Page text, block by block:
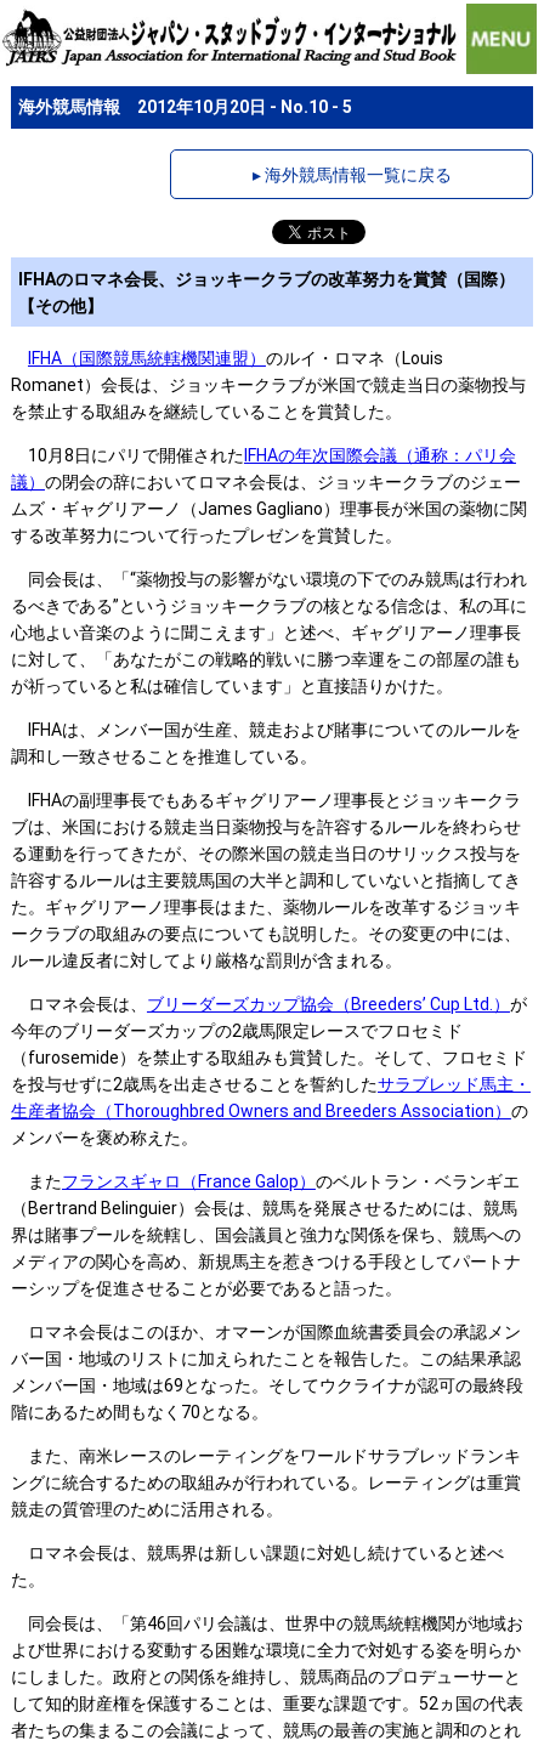
海外競馬情報 2012年10月20日 - No.10 - 5
▸ 海外競馬情報一覧に戻る
IFHAのロマネ会長、ジョッキークラブの改革努力を賞賛（国際）
【その他】
IFHA（国際競馬統轄機関連盟） のルイ・ロマネ（Louis
Romanet）会長は、ジョッキークラブが米国で競走当日の薬物投与
を禁止する取組みを継続していることを賞賛した。
10月8日にパリで開催された IFHAの年次国際会議（通称：パリ会
議） の閉会の辞においてロマネ会長は、ジョッキークラブのジェー
ムズ・ギャグリアーノ（James Gagliano）理事長が米国の薬物に関
する改革努力について行ったプレゼンを賞賛した。
同会長は、「“薬物投与の影響がない環境の下でのみ競馬は行われ
るべきである”というジョッキークラブの核となる信念は、私の耳に
心地よい音楽のように聞こえます」と述べ、ギャグリアーノ理事長
に対して、「あなたがこの戦略的戦いに勝つ幸運をこの部屋の誰も
が祈っていると私は確信しています」と直接語りかけた。
IFHAは、メンバー国が生産、競走および賭事についてのルールを
調和し一致させることを推進している。
IFHAの副理事長でもあるギャグリアーノ理事長とジョッキークラ
ブは、米国における競走当日薬物投与を許容するルールを終わらせ
る運動を行ってきたが、その際米国の競走当日のサリックス投与を
許容するルールは主要競馬国の大半と調和していないと指摘してき
た。ギャグリアーノ理事長はまた、薬物ルールを改革するジョッキ
ークラブの取組みの要点についても説明した。その変更の中には、
ルール違反者に対してより厳格な罰則が含まれる。
ロマネ会長は、 ブリーダーズカップ協会（Breeders’ Cup Ltd.） が
今年のブリーダーズカップの2歳馬限定レースでフロセミド
（furosemide）を禁止する取組みも賞賛した。そして、フロセミド
を投与せずに2歳馬を出走させることを誓約したサラブレッド馬主・
生産者協会（Thoroughbred Owners and Breeders Association） の
メンバーを褒め称えた。
またフランスギャロ（France Galop） のベルトラン・ベランギエ
（Bertrand Belinguier）会長は、競馬を発展させるためには、競馬
界は賭事プールを統轄し、国会議員と強力な関係を保ち、競馬への
メディアの関心を高め、新規馬主を惹きつける手段としてパートナ
ーシップを促進させることが必要であると語った。
ロマネ会長はこのほか、オマーンが国際血統書委員会の承認メン
バー国・地域のリストに加えられたことを報告した。この結果承認
メンバー国・地域は69となった。そしてウクライナが認可の最終段
階にあるため間もなく70となる。
また、南米レースのレーティングをワールドサラブレッドランキ
ングに統合するための取組みが行われている。レーティングは重賞
競走の質管理のために活用される。
ロマネ会長は、競馬界は新しい課題に対処し続けていると述べ
た。
同会長は、「第46回パリ会議は、世界中の競馬統轄機関が地域お
よび世界における変動する困難な環境に全力で対処する姿を明らか
にしました。政府との関係を維持し、競馬商品のプロデューサーと
して知的財産権を保護することは、重要な課題です。52ヵ国の代表
者たちの集まるこの会議によって、競馬の最善の実施と調和のとれ